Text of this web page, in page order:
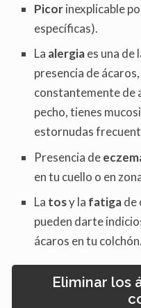
Picorinexplicable
específicas).
La alergiaes una de
presencia de
constantemente de
pecho, tienes
estornudas
Presencia de
en tu cuello o en
La tosy la fatigade
pueden darte
ácaros en tu colchón.
Eliminar los